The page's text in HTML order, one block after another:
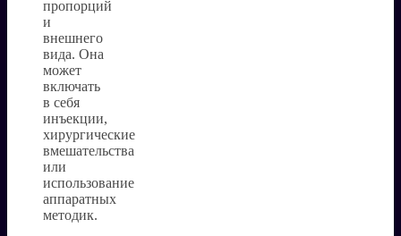
пропорций
и
внешнего
вида. Она
может
включать
в себя
инъекции,
хирургические
вмешательства
или
использование
аппаратных
методик.